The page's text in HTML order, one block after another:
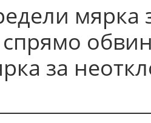
мярка
за